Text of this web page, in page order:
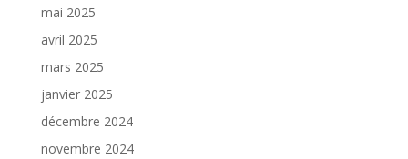
mai 2025
avril 2025
mars 2025
janvier 2025
décembre 2024
novembre 2024